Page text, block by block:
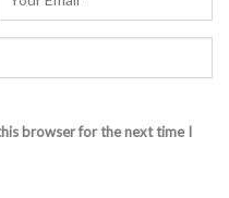
browser for the next time I